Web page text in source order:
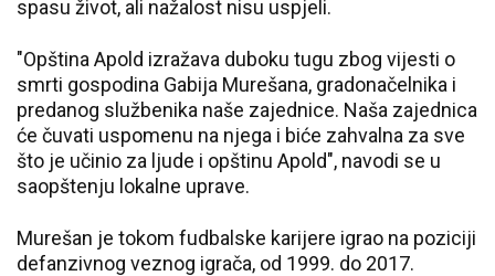
spasu život, ali nažalost nisu uspjeli.
"Opština Apold izražava duboku tugu zbog vijesti o
smrti gospodina Gabija Murešana, gradonačelnika i
predanog službenika naše zajednice. Naša zajednica
će čuvati uspomenu na njega i biće zahvalna za sve
što je učinio za ljude i opštinu Apold", navodi se u
saopštenju lokalne uprave.
Murešan je tokom fudbalske karijere igrao na poziciji
defanzivnog veznog igrača, od 1999. do 2017.